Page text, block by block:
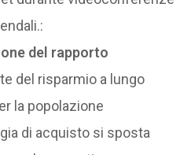
del rapporto
del risparmio a lungo
la popolazione
di acquisto si sposta